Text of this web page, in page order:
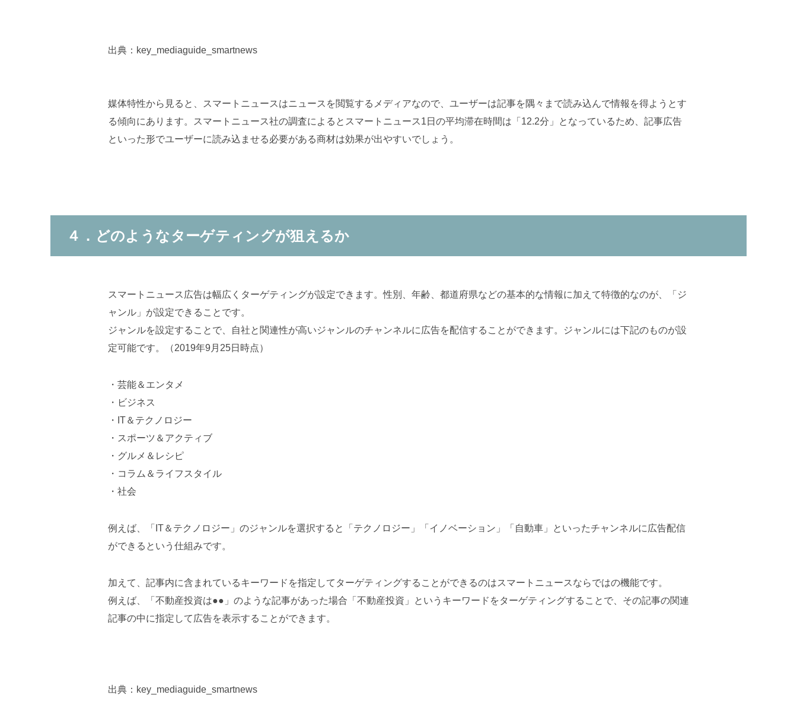
出典：key_mediaguide_smartnews
媒体特性から見ると、スマートニュースはニュースを閲覧するメディアなので、ユーザーは記事を隅々まで読み込んで情報を得ようとす
る傾向にあります。スマートニュース社の調査によるとスマートニュース1日の平均滞在時間は「12.2分」となっているため、記事広告
といった形でユーザーに読み込ませる必要がある商材は効果が出やすいでしょう。
４．どのようなターゲティングが狙えるか
スマートニュース広告は幅広くターゲティングが設定できます。性別、年齢、都道府県などの基本的な情報に加えて特徴的なのが、「ジ
ャンル」が設定できることです。
ジャンルを設定することで、自社と関連性が高いジャンルのチャンネルに広告を配信することができます。ジャンルには下記のものが設
定可能です。（2019年9月25日時点）
・芸能＆エンタメ
・ビジネス
・IT＆テクノロジー
・スポーツ＆アクティブ
・グルメ＆レシピ
・コラム＆ライフスタイル
・社会
例えば、「IT＆テクノロジー」のジャンルを選択すると「テクノロジー」「イノベーション」「自動車」といったチャンネルに広告配信
ができるという仕組みです。
加えて、記事内に含まれているキーワードを指定してターゲティングすることができるのはスマートニュースならではの機能です。
例えば、「不動産投資は●●」のような記事があった場合「不動産投資」というキーワードをターゲティングすることで、その記事の関連
記事の中に指定して広告を表示することができます。
出典：key_mediaguide_smartnews